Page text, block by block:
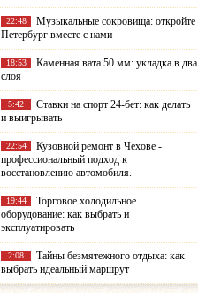
22:48
Музыкальные сокровища: откройте
Петербург вместе с нами
18:53
Каменная вата 50 мм: укладка в два
слоя
5:42
Ставки на спорт 24-бет: как делать
и выигрывать
22:54
Кузовной ремонт в Чехове -
профессиональный подход к
восстановлению автомобиля.
19:44
Торговое холодильное
оборудование: как выбрать и
эксплуатировать
2:08
Тайны безмятежного отдыха: как
выбрать идеальный маршрут